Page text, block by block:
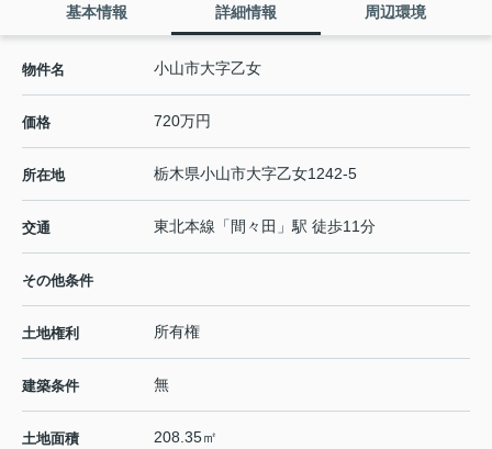
基本情報 詳細情報 周辺環境
物件名 小山市大字乙女
価格 720万円
所在地 栃木県小山市大字乙女1242-5
交通 東北本線 「 間々田 」駅 徒歩11分
その他条件
土地権利 所有権
建築条件 無
土地面積 208.35㎡